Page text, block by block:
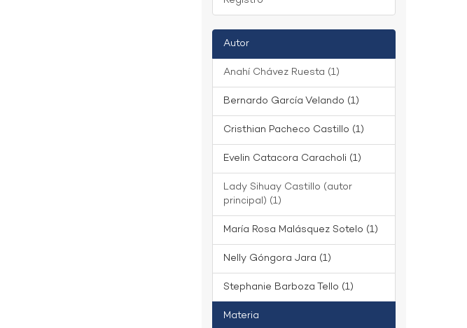
Autor
Anahí Chávez Ruesta (1)
Bernardo García Velando (1)
Cristhian Pacheco Castillo (1)
Evelin Catacora Caracholi (1)
Lady Sihuay Castillo (autor
principal) (1)
María Rosa Malásquez Sotelo (1)
Nelly Góngora Jara (1)
Stephanie Barboza Tello (1)
Materia